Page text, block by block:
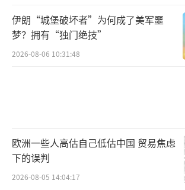
伊朗“城堡破坏者”为何成了美军噩
梦？拥有“独门绝技”
2026-08-06 10:31:48
欧洲一些人高估自己低估中国 贸易焦虑
下的误判
2026-08-05 14:04:17